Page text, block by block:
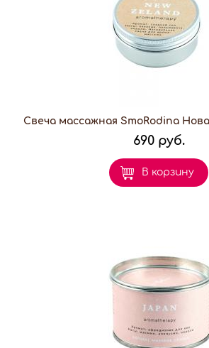
Свеча массажная SmoRodina
690 руб.
В корзину